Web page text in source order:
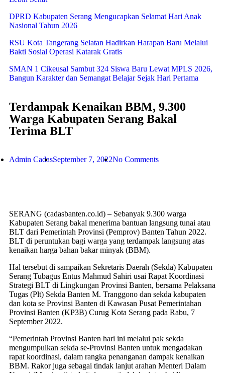
DPRD Kabupaten Serang Mengucapkan Selamat Hari Anak
Nasional Tahun 2026
RSU Kota Tangerang Selatan Hadirkan Harapan Baru Melalui
Bakti Sosial Operasi Katarak Gratis
SMAN 1 Cikeusal Sambut 324 Siswa Baru Lewat MPLS 2026,
Bangun Karakter dan Semangat Belajar Sejak Hari Pertama
Terdampak Kenaikan BBM, 9.300
Warga Kabupaten Serang Bakal
Terima BLT
Admin CadasSeptember 7, 2022No Comments
SERANG (cadasbanten.co.id) – Sebanyak 9.300 warga
Kabupaten Serang bakal menerima bantuan langsung tunai atau
BLT dari Pemerintah Provinsi (Pemprov) Banten Tahun 2022.
BLT di peruntukan bagi warga yang terdampak langsung atas
kenaikan harga bahan bakar minyak (BBM).
Hal tersebut di sampaikan Sekretaris Daerah (Sekda) Kabupaten
Serang Tubagus Entus Mahmud Sahiri usai Rapat Koordinasi
Strategi BLT di Lingkungan Provinsi Banten, bersama Pelaksana
Tugas (Plt) Sekda Banten M. Tranggono dan sekda kabupaten
dan kota se Provinsi Banten di Kawasan Pusat Pemerintahan
Provinsi Banten (KP3B) Curug Kota Serang pada Rabu, 7
September 2022.
“Pemerintah Provinsi Banten hari ini melalui pak sekda
mengumpulkan sekda se-Provinsi Banten untuk mengadakan
rapat koordinasi, dalam rangka penanganan dampak kenaikan
BBM. Rakor juga sebagai tindak lanjut arahan Menteri Dalam